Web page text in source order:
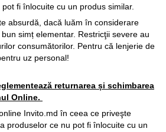
fi înlocuite cu un produs similar.
absurdă, dacă luăm în considerare
simț elementar. Restricţii severe au
consumătorilor. Pentru că lenjerie de
uz personal!
returnarea și schimbarea
Online.
Invito.md în ceea ce priveşte
produselor ce nu pot fi înlocuite cu un